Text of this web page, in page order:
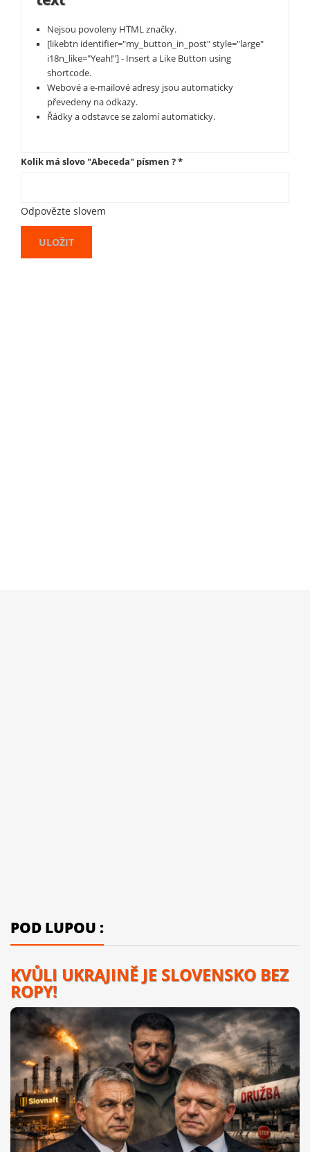
Nejsou povoleny HTML značky.
[likebtn identifier="my_button_in_post" style="large"
i18n_like="Yeah!"] - Insert a Like Button using
shortcode.
Webové a e-mailové adresy jsou automaticky
převedeny na odkazy.
Řádky a odstavce se zalomí automaticky.
Kolik má slovo "Abeceda" písmen ?*
Odpovězte slovem
POD LUPOU :
KVŮLI UKRAJINĚ JE SLOVENSKO BEZ
ROPY!